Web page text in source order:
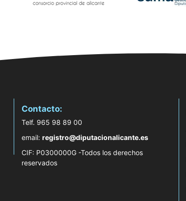
Contacto:
Telf. 965 98 89 00
email: registro@diputacionalicante.es
CIF: P0300000G -Todos los derechos
reservados